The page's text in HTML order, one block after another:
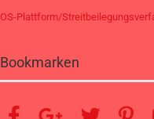
OS-Plattform/
Bookmarken